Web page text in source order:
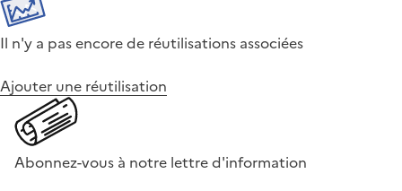
Il n'y a pas encore de réutilisations associées
Ajouter une réutilisation
Abonnez-vous à notre lettre d'information